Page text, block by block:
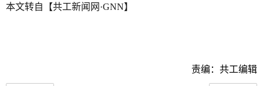
本文转自【共工新闻网·GNN】
责编：共工编辑